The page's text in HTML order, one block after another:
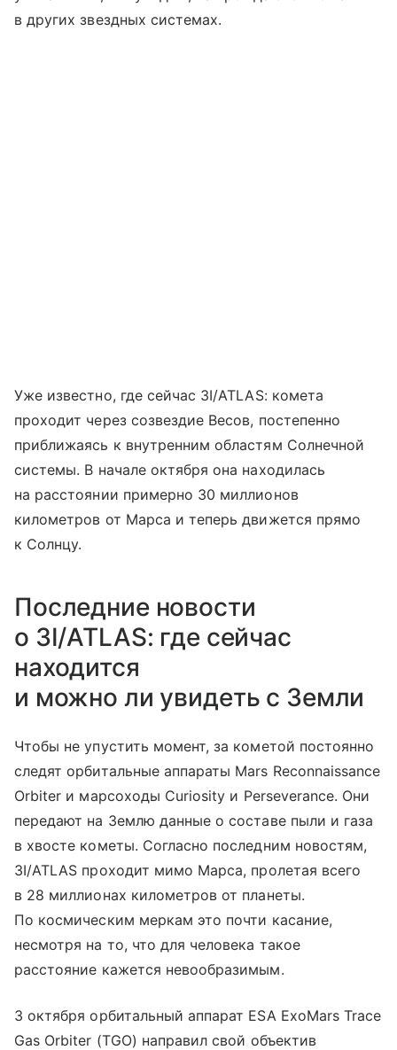
в других звездных системах.
Уже известно, где сейчас 3I/ATLAS: комета
проходит через созвездие Весов, постепенно
приближаясь к внутренним областям Солнечной
системы. В начале октября она находилась
на расстоянии примерно 30 миллионов
километров от Марса и теперь движется прямо
к Солнцу.
Последние новости
о 3I/ATLAS: где сейчас
находится
и можно ли увидеть с Земли
Чтобы не упустить момент, за кометой постоянно
следят орбитальные аппараты Mars Reconnaissance
Orbiter и марсоходы Curiosity и Perseverance. Они
передают на Землю данные о составе пыли и газа
в хвосте кометы. Согласно последним новостям,
3I/ATLAS проходит мимо Марса, пролетая всего
в 28 миллионах километров от планеты.
По космическим меркам это почти касание,
несмотря на то, что для человека такое
расстояние кажется невообразимым.
3 октября орбитальный аппарат ESA ExoMars Trace
Gas Orbiter (TGO) направил свой объектив